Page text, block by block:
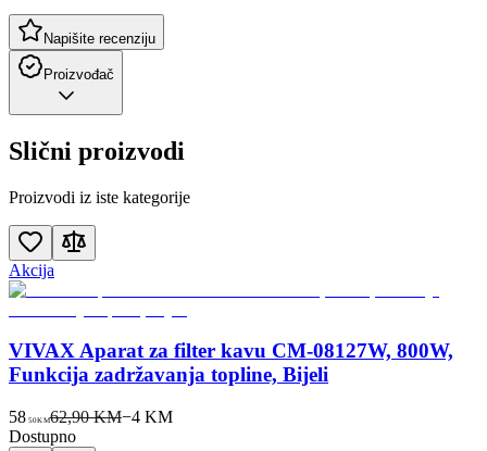
Napišite recenziju
Proizvođač
Slični proizvodi
Proizvodi iz iste kategorije
Akcija
VIVAX Aparat za filter kavu CM-08127W, 800W,
Funkcija zadržavanja topline, Bijeli
58 50KM62,90 KM−4KM
Dostupno